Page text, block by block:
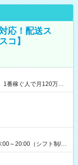
応！配送ス
コ】
1番稼ぐ人で月120万ほ
日150個配達×25日勤務
～20:00（シフト制/実
週4も有り） ※配達状況
件により多少の前後あ